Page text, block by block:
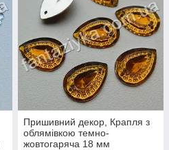
Пришивний декор, Крапля з
облямівкою темно-
жовтогаряча 18 мм